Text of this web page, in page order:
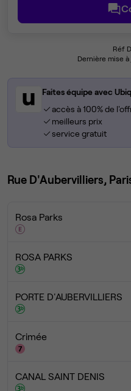
Réf
Dernière mise
Faites équipe avec Ubiq
accès à 100% de
meilleurs prix
service gratuit
Rue D'Aubervilliers,
Rosa Parks
ROSA PARKS
PORTE D'AUBERVILLIERS
Crimée
CANAL SAINT DENIS